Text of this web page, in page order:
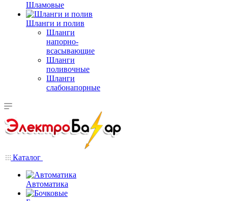
Шламовые
Шланги и полив
Шланги
напорно-
всасывающие
Шланги
поливочные
Шланги
слабонапорные
Каталог
Автоматика